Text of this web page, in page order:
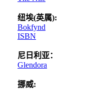
纽埃(英属):
Bokfynd
ISBN
尼日利亚：
Glendora
挪威: